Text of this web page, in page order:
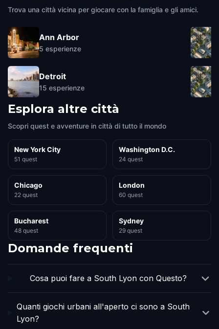
Trova una città vicina per giocare con la famiglia e gli amici.
Ann Arbor
5 esperienze
Detroit
15 esperienze
Esplora altre città
Scopri quest e avventure in città di tutto il mondo
New York City
51 quest
Washington D.C.
24 quest
Chicago
22 quest
London
60 quest
Bucharest
48 quest
Sydney
29 quest
Domande frequenti
Cosa puoi fare a South Lyon con Questo?
Quanti giochi urbani all'aperto ci sono a South
Lyon?